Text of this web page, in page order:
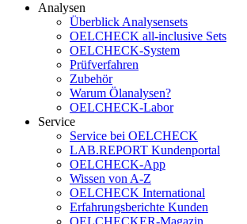
Analysen
Überblick Analysensets
OELCHECK all-inclusive Sets
OELCHECK-System
Prüfverfahren
Zubehör
Warum Ölanalysen?
OELCHECK-Labor
Service
Service bei OELCHECK
LAB.REPORT Kundenportal
OELCHECK-App
Wissen von A-Z
OELCHECK International
Erfahrungsberichte Kunden
OELCHECKER-Magazin